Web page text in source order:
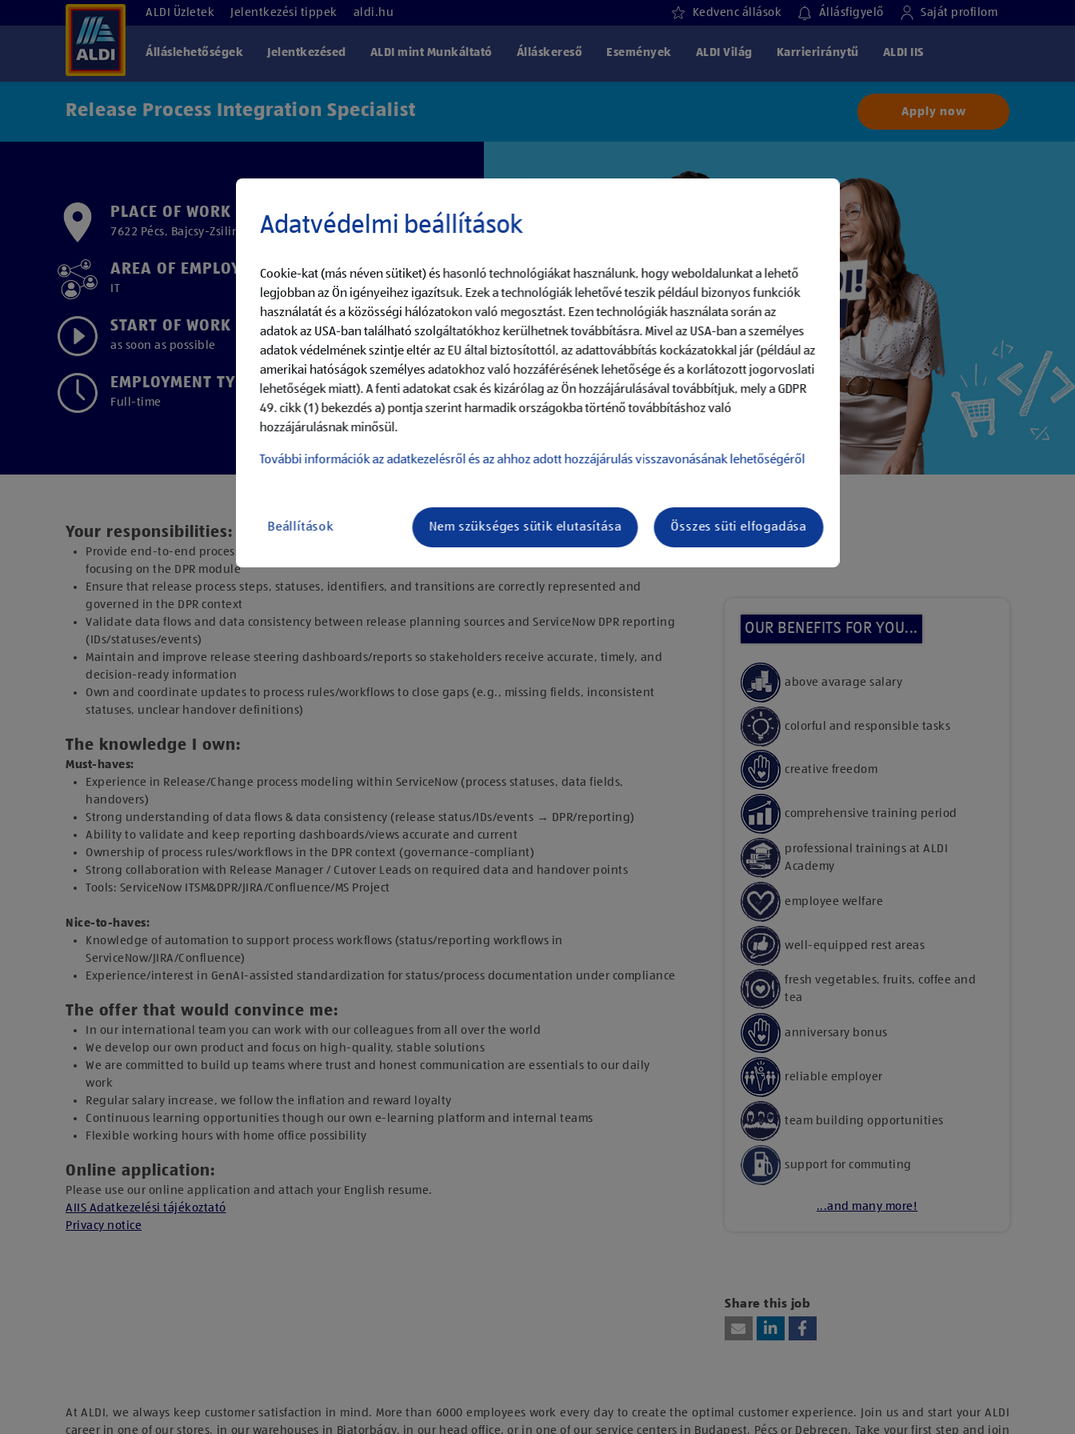
ALDI Üzletek Jelentkezési tippek aldi.hu Kedvenc állások Állásfigyelő Saját profilom
Álláslehetőségek Jelentkezésed ALDI mint Munkáltató Álláskereső Események ALDI Világ Karrieriránytű ALDI IIS
Release Process Integration Specialist Apply now
PLACE OF WORK
7622 Pécs, Bajcsy-Zsilinszky utca 33.
AREA OF EMPLOYMENT
IT
START OF WORK
as soon as possible
EMPLOYMENT TYPE
Full-time
Your responsibilities:
Provide end-to-end process and data ownership for the release workflow in the ServiceNow ecosystem,
focusing on the DPR module
Ensure that release process steps, statuses, identifiers, and transitions are correctly represented and
governed in the DPR context​
Validate data flows and data consistency between release planning sources and ServiceNow DPR reporting
(IDs/statuses/events)
Maintain and improve release steering dashboards/reports so stakeholders receive accurate, timely, and
decision-ready information
Own and coordinate updates to process rules/workflows to close gaps (e.g., missing fields, inconsistent
statuses, unclear handover definitions)
The knowledge I own:
Must-haves:
Experience in Release/Change process modeling within ServiceNow (process statuses, data fields,
handovers)​
Strong understanding of data flows & data consistency (release status/IDs/events → DPR/reporting)​
Ability to validate and keep reporting dashboards/views accurate and current​
Ownership of process rules/workflows in the DPR context (governance-compliant)​
Strong collaboration with Release Manager / Cutover Leads on required data and handover points​
Tools: ServiceNow ITSM&DPR/JIRA/Confluence/MS Project​
Nice-to-haves​:
Knowledge of automation to support process workflows (status/reporting workflows in
ServiceNow/JIRA/Confluence)​
Experience/interest in GenAI-assisted standardization for status/process documentation under compliance
The offer that would convince me:
In our international team you can work with our colleagues from all over the world
We develop our own product and focus on high-quality, stable solutions
We are committed to build up teams where trust and honest communication are essentials to our daily
work
Regular salary increase, we follow the inflation and reward loyalty
Continuous learning opportunities though our own e-learning platform and internal teams
Flexible working hours with home office possibility
Online application:
Please use our online application and attach your English resume.
AIIS Adatkezelési tájékoztató
Privacy notice
add to job list
OUR BENEFITS FOR YOU...
above avarage salary
colorful and responsible tasks
creative freedom
comprehensive training period
professional trainings at ALDI
Academy
employee welfare
well-equipped rest areas
fresh vegetables, fruits, coffee and
tea
anniversary bonus
reliable employer
team building opportunities
support for commuting
...and many more!
harmadik fél szolgáltatásainak vagy
technológiájának használatához.
Share this job
At ALDI, we always keep customer satisfaction in mind. More than 6000 employees work every day to create the optimal customer experience. Join us and start your ALDI
career in one of our stores, in our warehouses in Biatorbágy, in our head office, or in one of our service centers in Budapest, Pécs or Debrecen. Take your first step and join
Adatvédelmi beállítások
Cookie-kat (más néven sütiket) és hasonló technológiákat használunk, hogy weboldalunkat a lehető
legjobban az Ön igényeihez igazítsuk. Ezek a technológiák lehetővé teszik például bizonyos funkciók
használatát és a közösségi hálózatokon való megosztást. Ezen technológiák használata során az
adatok az USA-ban található szolgáltatókhoz kerülhetnek továbbításra. Mivel az USA-ban a személyes
adatok védelmének szintje eltér az EU által biztosítottól, az adattovábbítás kockázatokkal jár (például az
amerikai hatóságok személyes adatokhoz való hozzáférésének lehetősége és a korlátozott jogorvoslati
lehetőségek miatt). A fenti adatokat csak és kizárólag az Ön hozzájárulásával továbbítjuk, mely a GDPR
49. cikk (1) bekezdés a) pontja szerint harmadik országokba történő továbbításhoz való
hozzájárulásnak minősül.
További információk az adatkezelésről és az ahhoz adott hozzájárulás visszavonásának lehetőségéről
Beállítások Nem szükséges sütik elutasítása Összes süti elfogadása